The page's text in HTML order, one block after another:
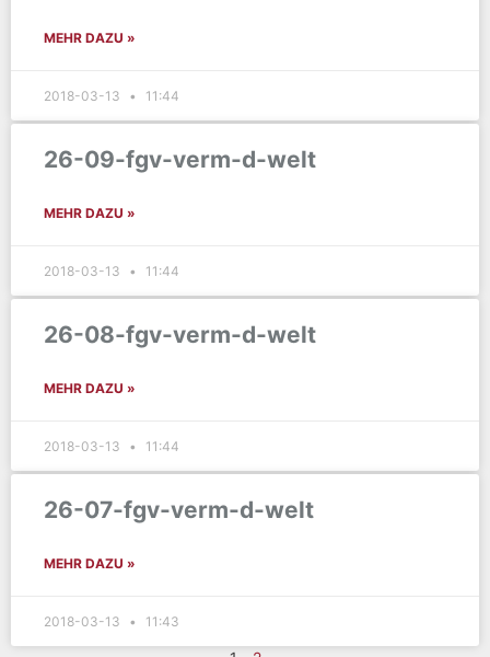
MEHR DAZU »
2018-03-13 11:44
26-09-fgv-verm-d-welt
MEHR DAZU »
2018-03-13 11:44
26-08-fgv-verm-d-welt
MEHR DAZU »
2018-03-13 11:44
26-07-fgv-verm-d-welt
MEHR DAZU »
2018-03-13 11:43